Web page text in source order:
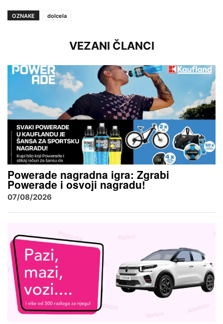
OZNAKE dolcela
VEZANI ČLANCI
Powerade nagradna igra: Zgrabi
Powerade i osvoji nagradu!
07/08/2026